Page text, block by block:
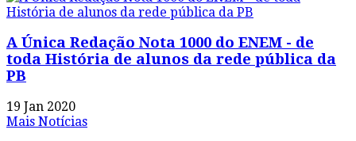
A Única Redação Nota 1000 do ENEM - de
toda História de alunos da rede pública da
PB
19 Jan 2020
Mais Notícias